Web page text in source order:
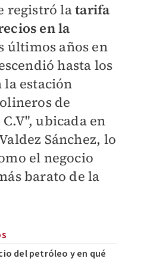
registró latarifa
en la
últimos años en
hasta los
la estación
de
ubicada en
Sánchez, lo
el negocio
barato de la
del petróleo y en qué